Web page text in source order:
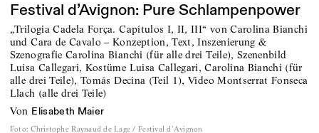
Festival d’Avignon: Pure Schlampenpower
„Trilogia Cadela Força. Capítulos I, II, III“ von Carolina Bianchi
und Cara de Cavalo – Konzeption, Text, Inszenierung &
Szenografie Carolina Bianchi (für alle drei Teile), Szenenbild
Luisa Callegari, Kostüme Luisa Callegari, Carolina Bianchi (für
alle drei Teile), Tomás Decina (Teil 1), Video Montserrat Fonseca
Llach (alle drei Teile)
von Elisabeth Maier
Foto: Christophe Raynaud de Lage / Festival d'Avignon